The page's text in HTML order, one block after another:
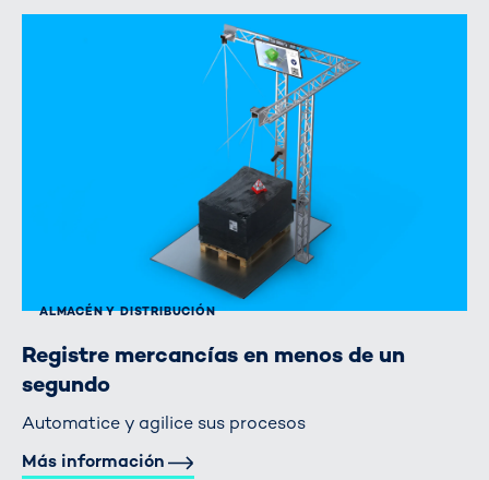
ALMACÉN Y DISTRIBUCIÓN
Registre mercancías en menos de un
segundo
Automatice y agilice sus procesos
Más información